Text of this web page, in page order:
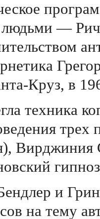
людьми —
Круз, в
техника
и
на тему